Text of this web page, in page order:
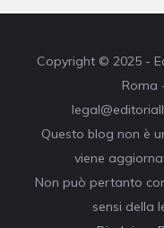
Copyright © 2025 -
Roma
Questo blog non è
viene
Non può pertanto
sensi della